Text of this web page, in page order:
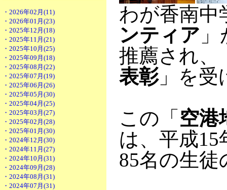
・2026年02月(11)
・2026年01月(23)
・2025年12月(18)
・2025年11月(21)
・2025年10月(25)
・2025年09月(18)
・2025年08月(22)
・2025年07月(19)
・2025年06月(26)
・2025年05月(30)
・2025年04月(25)
・2025年03月(27)
・2025年02月(28)
・2025年01月(30)
・2024年12月(30)
・2024年11月(27)
・2024年10月(31)
・2024年09月(28)
・2024年08月(31)
・2024年07月(31)
わが香南中
ンティア
推薦され、
表彰」を受
この「 空港
は、平成
85名の生